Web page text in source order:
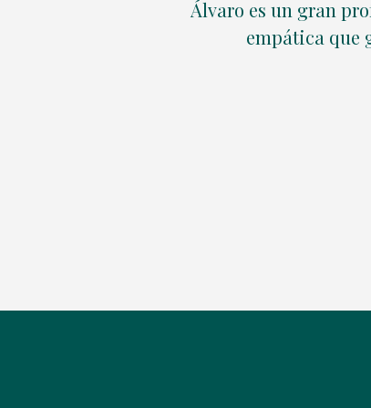
Álvaro es un gran
empática que